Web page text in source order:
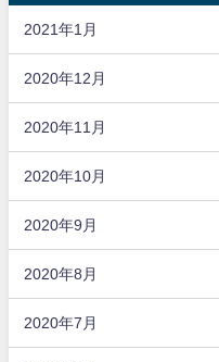
2021年1月
2020年12月
2020年11月
2020年10月
2020年9月
2020年8月
2020年7月